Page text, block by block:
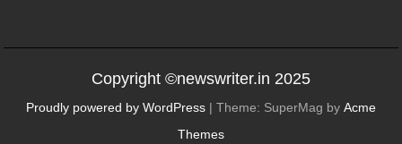
Copyright ©newswriter.in 2025
Proudly powered by WordPress | Theme: SuperMag by Acme
Themes